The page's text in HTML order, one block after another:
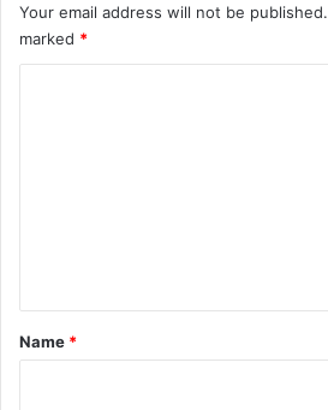
Your email address will not be published.
marked *
*
Name *